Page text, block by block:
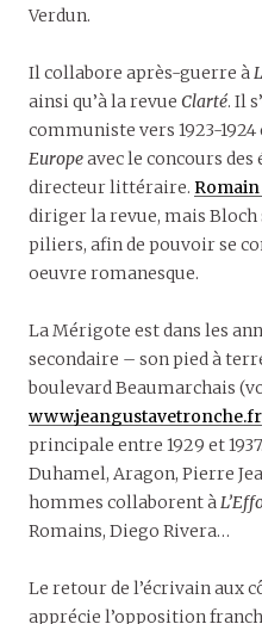
Verdun.
Il collabore après-guerre à
ainsi qu’à la revue Clarté. Il
communiste vers 1923-1924
Europeavec le concours
directeur littéraire.
diriger la revue, mais Bloch
piliers, afin de pouvoir se
oeuvre romanesque.
La Mérigote est dans les
secondaire – son pied à
boulevard Beaumarchais
www.jeangustavetronche.fr
principale entre 1929 et
Duhamel, Aragon, Pierre
hommes collaborent à
Romains, Diego Rivera…
Le retour de l’écrivain aux
apprécie l’opposition